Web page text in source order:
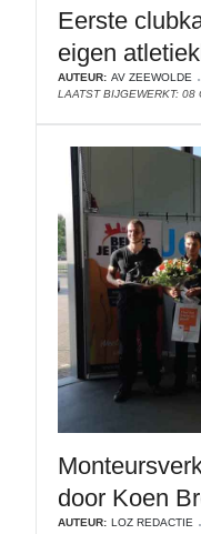
Eerste
eigen
AUTEUR: AV ZEEWOLDE
LAATST BIJGEWERKT: 08
door Koen
AUTEUR: LOZ REDACTIE